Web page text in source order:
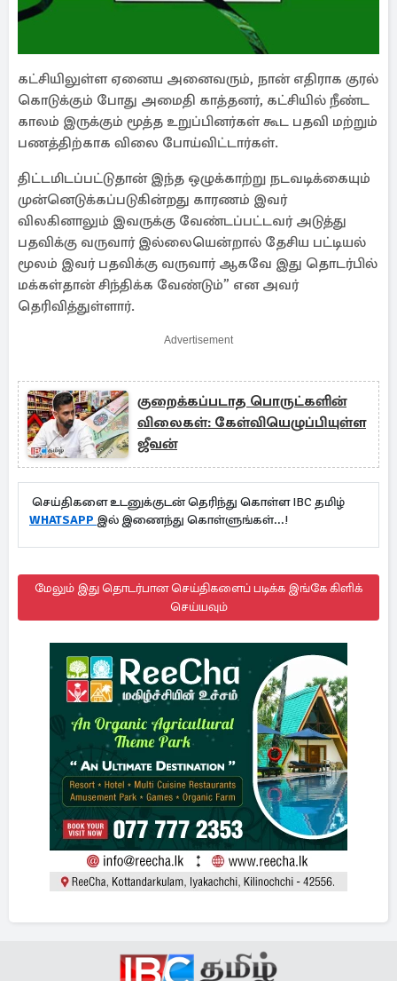
கட்சியிலுள்ள ஏனைய அனைவரும், நான் எதிராக குரல்
கொடுக்கும் போது அமைதி காத்தனர், கட்சியில் நீண்ட
காலம் இருக்கும் மூத்த உறுப்பினர்கள் கூட பதவி மற்றும்
பணத்திற்காக விலை போய்விட்டார்கள்.
திட்டமிடப்பட்டுதான் இந்த ஒழுக்காற்று நடவடிக்கையும்
முன்னெடுக்கப்படுகின்றது காரணம் இவர்
விலகினாலும் இவருக்கு வேண்டப்பட்டவர் அடுத்து
பதவிக்கு வருவார் இல்லையென்றால் தேசிய பட்டியல்
மூலம் இவர் பதவிக்கு வருவார் ஆகவே இது தொடர்பில்
மக்கள்தான் சிந்திக்க வேண்டும்” என அவர்
தெரிவித்துள்ளார்.
Advertisement
குறைக்கப்படாத பொருட்களின்
விலைகள்: கேள்வியெழுப்பியுள்ள
ஜீவன்
செய்திகளை உடனுக்குடன் தெரிந்து கொள்ள IBC தமிழ்
WHATSAPP இல் இணைந்து கொள்ளுங்கள்...!
மேலும் இது தொடர்பான செய்திகளைப் படிக்க இங்கே கிளிக்
செய்யவும்